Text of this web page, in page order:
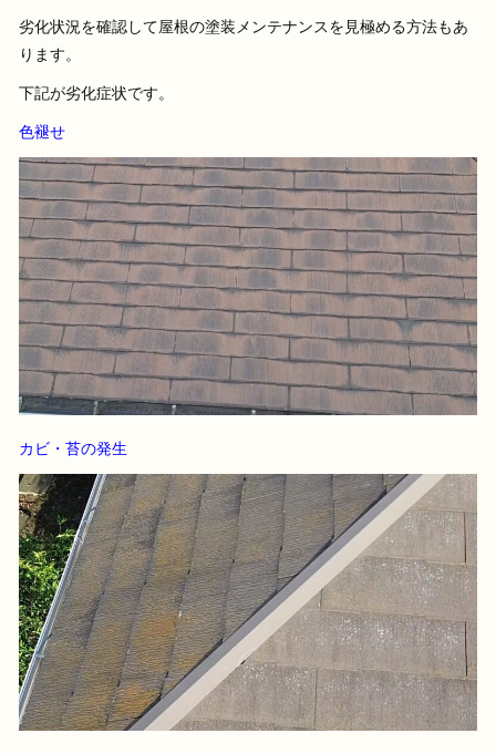
劣化状況を確認して屋根の塗装メンテナンスを見極める方法もあ
ります。
下記が劣化症状です。
色褪せ
カビ・苔の発生